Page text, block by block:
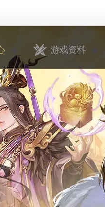
游戏资料